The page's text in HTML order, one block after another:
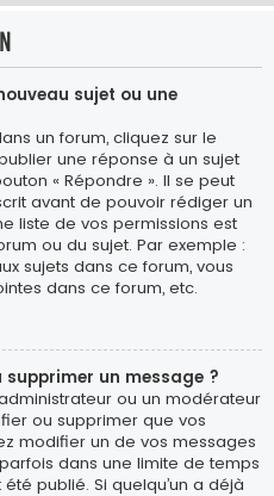
sujet ou une
un forum, cliquez sur le
une réponse à un sujet
« Répondre ». Il se peut
avant de pouvoir rédiger un
liste de vos permissions est
ou du sujet. Par exemple :
sujets dans ce forum, vous
dans ce forum, etc.
un message ?
ou un modérateur
ou supprimer que vos
modifier un de vos messages
dans une limite de temps
publié. Si quelqu’un a déjà